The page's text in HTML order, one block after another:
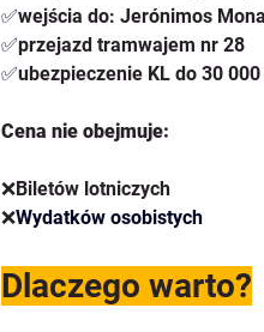
✅wejścia do: Jerónimos
✅przejazd tramwajem nr 28
✅ubezpieczenie KL do 30 000
Cena nie obejmuje:
❌Biletów lotniczych
❌Wydatków osobistych
Dlaczego warto?